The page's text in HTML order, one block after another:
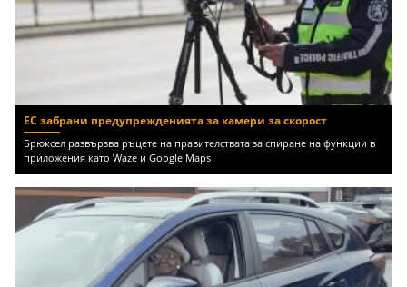
ЕС забрани предупрежденията за камери за скорост
Брюксел развързва ръцете на правителствата за спиране на функции в
приложения като Waze и Google Maps